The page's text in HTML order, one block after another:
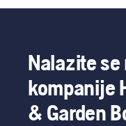
Nalazite
kompanije
& Garden